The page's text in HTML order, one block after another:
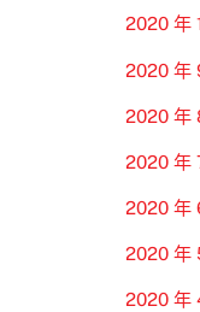
2020 年
2020 年
2020 年
2020 年
2020 年
2020 年
2020 年